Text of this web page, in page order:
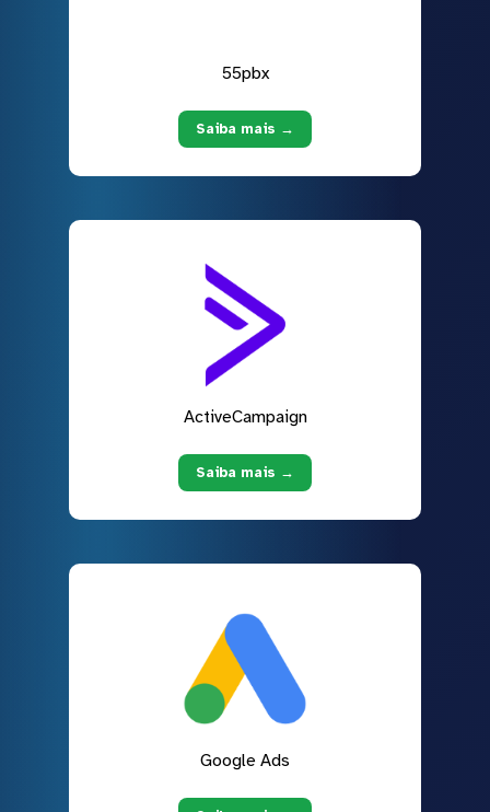
55pbx
Saiba mais →
ActiveCampaign
Saiba mais →
Google Ads